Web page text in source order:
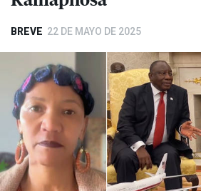
BREVE 22 DE MAYO DE 2025